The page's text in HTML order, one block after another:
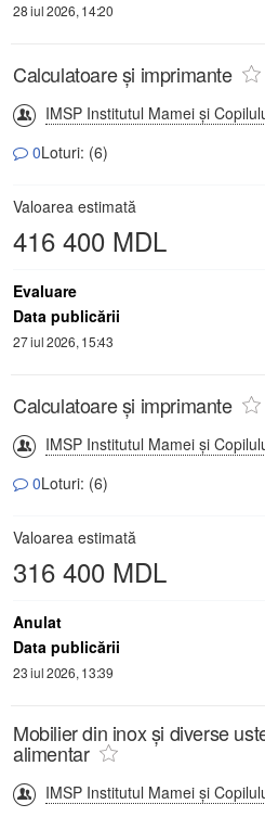
28 iul 2026, 14:20
Calculatoare și imprimante
IMSP Institutul Mamei și
0Loturi: (6)
Valoarea estimată
416 400 MDL
Evaluare
Data publicării
27 iul 2026, 15:43
Calculatoare și imprimante
IMSP Institutul Mamei și
0Loturi: (6)
Valoarea estimată
316 400 MDL
Anulat
Data publicării
23 iul 2026, 13:39
Mobilier din inox și diverse
alimentar
IMSP Institutul Mamei și